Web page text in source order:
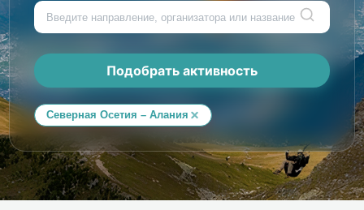
Подобрать активность
Северная Осетия – Алания